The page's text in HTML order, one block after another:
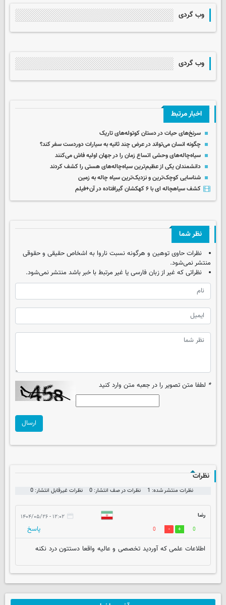
وب گردی
وب گردی
اخبار مرتبط
سرنخ‌های حیات در دستان کوتوله‌های تاریک
چگونه انسان می‌تواند در عرض چند ثانیه به سیارات دوردست سفر کند؟
سیاه‌چاله‌های وحشی اتساع زمان را در جهان اولیه فاش می‌کنند
دانشمندان یکی از عظیم‌ترین سیاه‌چاله‌های هستی را کشف کردند
شناسایی کوچک‌ترین و نزدیک‌ترین سیاه چاله به زمین
کشف سیاهچاله ای با ۶ کهکشان گیرافتاده در آن+فیلم
نظر شما
نظرات حاوی توهین و هرگونه نسبت ناروا به اشخاص حقیقی و حقوقی
منتشر نمی‌شود.
نظراتی که غیر از زبان فارسی یا غیر مرتبط با خبر باشد منتشر نمی‌شود.
* لطفا متن تصویر را در جعبه متن وارد کنید
ارسال
نظرات
نظرات منتشر شده: 1 نظرات در صف انتشار: 0 نظرات غیرقابل انتشار: 0
رضا ۱۲:۰۲ - ۱۴۰۴/۰۵/۲۶
0
0
پاسخ
اطلاعات علمی که آوردید تخصصی و عالیه واقعا دستتون درد نکنه